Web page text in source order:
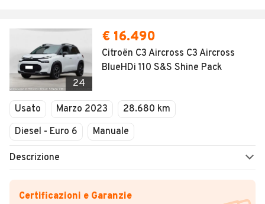
24
€ 16.490
Citroën C3 Aircross C3 Aircross
BlueHDi 110 S&S Shine Pack
Usato Marzo 2023
28.680 km
Diesel - Euro 6
Manuale
Descrizione
Certificazioni e Garanzie